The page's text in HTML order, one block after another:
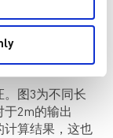
31.6MHz和
频谱上会出现
图3为不同长
于2m的输出
计算结果，这也